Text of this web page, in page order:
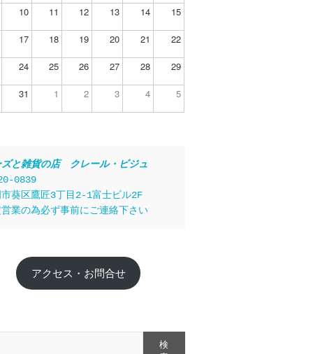
10 11 12 13 14 15
17 18 19 20 21 22
24 25 26 27 28 29
31 1 2 3 4 5
と雑貨の店　クレール・ビジュ
0839
葵区鷹匠3丁目2-1富士ビル2F
業の為必ず事前にご連絡下さい
アクセス・お問合せ
検